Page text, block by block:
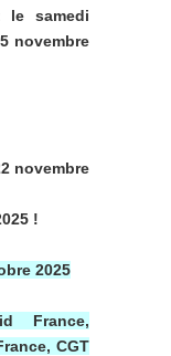
le samedi
novembre
novembre
!
2025
France,
CGT